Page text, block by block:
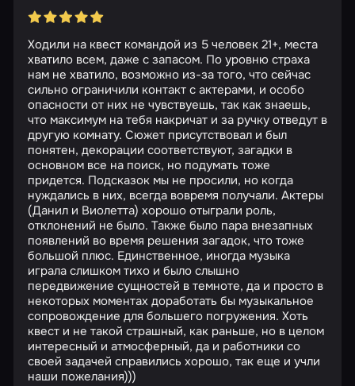
Ходили на квест командой из 5 человек 21+, места
хватило всем, даже с запасом. По уровню страха
нам не хватило, возможно из-за того, что сейчас
сильно ограничили контакт с актерами, и особо
опасности от них не чувствуешь, так как знаешь,
что максимум на тебя накричат и за ручку отведут в
другую комнату. Сюжет присутствовал и был
понятен, декорации соответствуют, загадки в
основном все на поиск, но подумать тоже
придется. Подсказок мы не просили, но когда
нуждались в них, всегда вовремя получали. Актеры
(Данил и Виолетта) хорошо отыграли роль,
отклонений не было. Также было пара внезапных
появлений во время решения загадок, что тоже
большой плюс. Единственное, иногда музыка
играла слишком тихо и было слышно
передвижение сущностей в темноте, да и просто в
некоторых моментах доработать бы музыкальное
сопровождение для большего погружения. Хоть
квест и не такой страшный, как раньше, но в целом
интересный и атмосферный, да и работники со
своей задачей справились хорошо, так еще и учли
наши пожелания)))